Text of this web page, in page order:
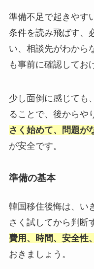
準備不足で起きやす
条件を読み飛ばす、
い、相談先がわから
も事前に確認してお
少し面倒に感じても
ることで、後からや
さく始めて、問題が
が安全です。
準備の基本
韓国移住後悔は、い
さく試してから判断
費用、時間、安全性
おきましょう。